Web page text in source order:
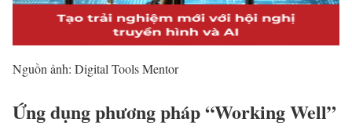
Nguồn ảnh: Digital Tools Mentor
Ứng dụng phương pháp “Working Well”